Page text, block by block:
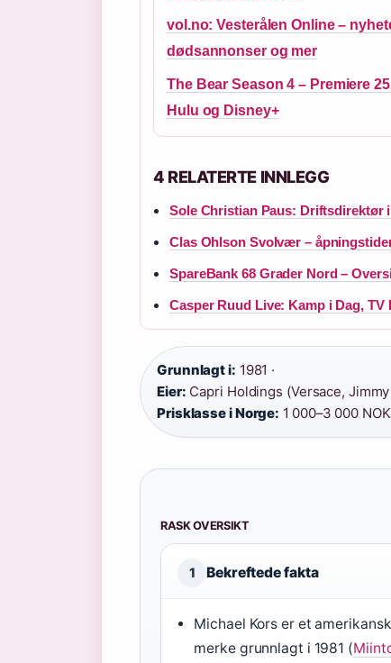
vol.no: Vesterålen Online –
dødsannonser og mer
The Bear Season 4 – Premiere
Hulu og Disney+
4 RELATERTE INNLEGG
Sole Christian Paus: Driftsdirektør
Clas Ohlson Svolvær –
SpareBank 68 Grader Nord –
Casper Ruud Live: Kamp i Dag, TV
Grunnlagt i: 1981 ·
Eier: Capri Holdings (Versace, Jimmy
Prisklasse i Norge: 1 000–3 000 NOK
RASK OVERSIKT
1 Bekreftede fakta
Michael Kors er et amerikansk
merke grunnlagt i 1981 (